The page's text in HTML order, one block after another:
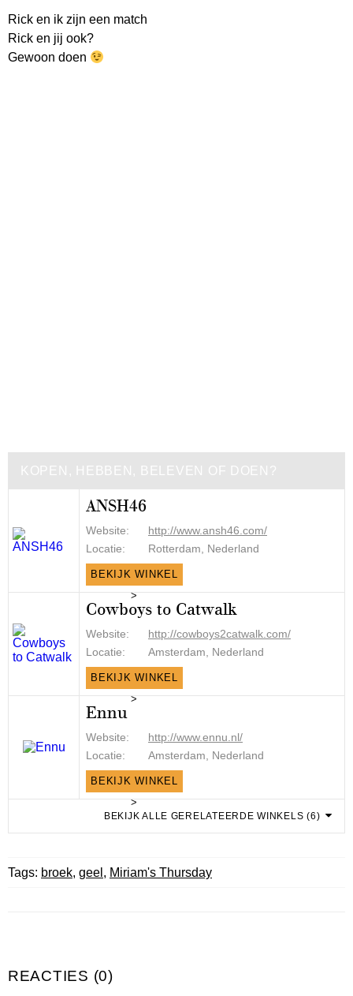
Rick en ik zijn een match
Rick en jij ook?
Gewoon doen
KOPEN, HEBBEN, BELEVEN OF DOEN?
ANSH46
Website:
http://www.ansh46.com/
Locatie:
Rotterdam, Nederland
BEKIJK WINKEL
>
Cowboys to Catwalk
Website:
http://cowboys2catwalk.com/
Locatie:
Amsterdam, Nederland
BEKIJK WINKEL
>
Ennu
Website:
http://www.ennu.nl/
Locatie:
Amsterdam, Nederland
BEKIJK WINKEL
>
BEKIJK ALLE GERELATEERDE WINKELS (6)
Tags: broek, geel , Miriam's Thursday
REACTIES (0)